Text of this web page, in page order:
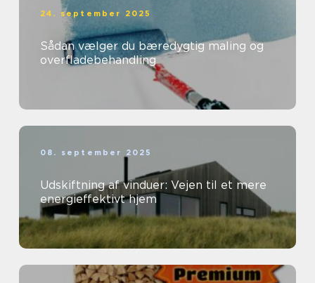
24. september 2025
Sådan vælger du bæredygtig maling og
overfladebehandling
08. september 2025
Udskiftning af vinduer: Vejen til et mere
energieffektivt hjem